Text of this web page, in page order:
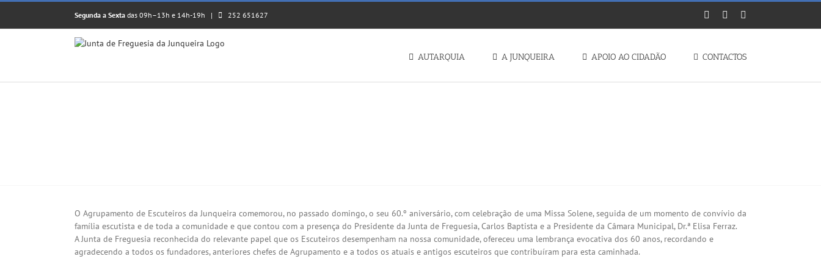
Skip
content
Segunda a Sexta das 09h–13h e 14h-19h | 252 651627 FacebookInstagram
AUTARQUIA A JUNQUEIRA APOIO AO CIDADÃO CONTACTOS
Image
O Agrupamento de Escuteiros da Junqueira comemorou, no passado domingo, o seu 60.º aniversário, com celebração de uma Missa Solene, seguida de um momento de convívio da
família escutista e de toda a comunidade e que contou com a presença do Presidente da Junta de Freguesia, Carlos Baptista e a Presidente da Câmara Municipal, Dr.ª Elisa Ferraz.
A Junta de Freguesia reconhecida do relevante papel que os Escuteiros desempenham na nossa comunidade, ofereceu uma lembrança evocativa dos 60 anos, recordando e
agradecendo a todos os fundadores, anteriores chefes de Agrupamento e a todos os atuais e antigos escuteiros que contribuíram para esta caminhada.